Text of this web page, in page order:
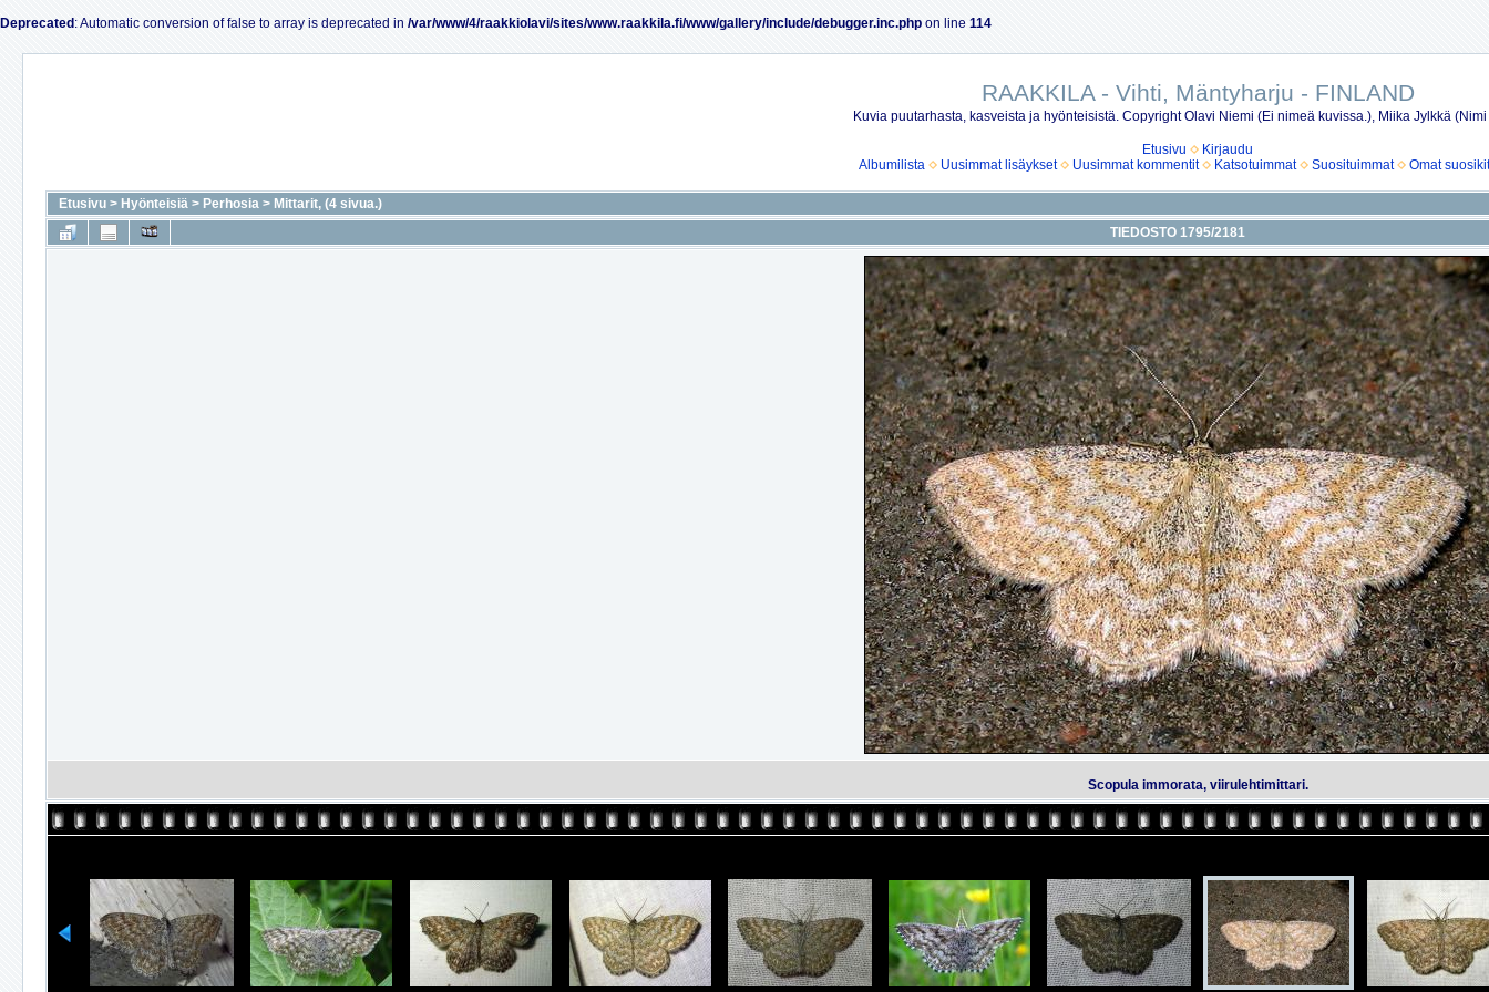
Deprecated : Automatic conversion of false to array is deprecated in /var/www/4/raakkiolavi/sites/www.raakkila.fi/www/gallery/include/debugger.inc.php on line 114
RAAKKILA - Vihti, Mäntyharju - FINLAND
Kuvia puutarhasta, kasveista ja hyönteisistä. Copyright Olavi Niemi (Ei nimeä kuvissa.), Miika Jylkkä
Etusivu
Kirjaudu
Albumilista
Uusimmat lisäykset Uusimmat kommentit Katsotuimmat Suosituimmat Omat suosikit
Etusivu > Hyönteisiä > Perhosia > Mittarit, (4 sivua.)
TIEDOSTO 1795/2181
Scopula immorata, viirulehtimittari.